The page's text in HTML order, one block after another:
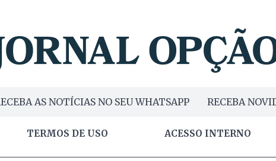
AS NOTÍCIAS NO SEU WHATSAPP RECEBA
TERMOS DE USO ACESSO INTERNO